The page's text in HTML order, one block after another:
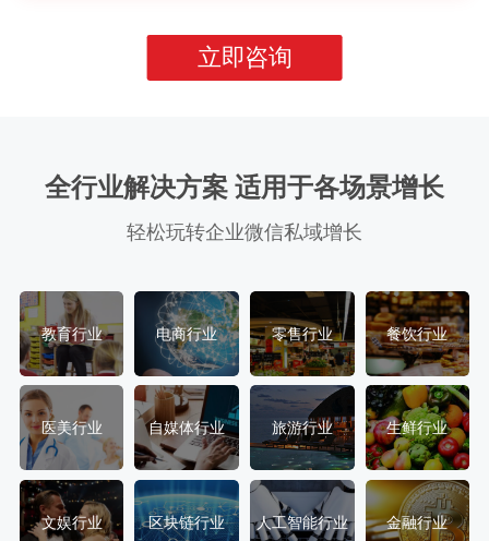
立即咨询
全行业解决方案 适用于各场景增长
轻松玩转企业微信私域增长
教育行业 电商行业 零售行业 餐饮行业
医美行业 自媒体行业 旅游行业 生鲜行业
文娱行业 区块链行业 人工智能行业 金融行业